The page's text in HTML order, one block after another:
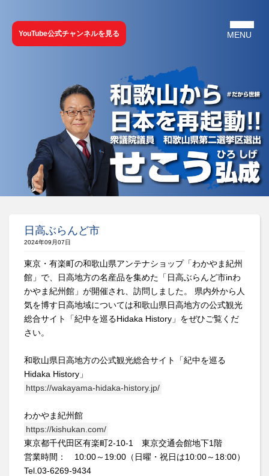
YouTube公式チャンネルを見る
日高ぶらんど市
2024年09月07日
東京・有楽町の和歌山県アンテナショップ「わかやま紀州
館」で、日高地方の名産品を集めた「日高ぶらんど市inわ
かやま紀州館」が開催され、訪問しました。 県内外から人
気を博す日高地域については和歌山県日高地方の公式観光
総合サイト「紀中を巡るHidaka History」をぜひご覧くだ
さい。
和歌山県日高地方の公式観光総合サイト「紀中を巡る
Hidaka History」
https://wakayama-hidaka-history.jp/
わかやま紀州館
https://kishukan.com/
東京都千代田区有楽町2-10-1 東京交通会館地下1階
営業時間： 10:00～19:00（日曜・祝日は10:00～18:00）
Tel.03-6269-9434